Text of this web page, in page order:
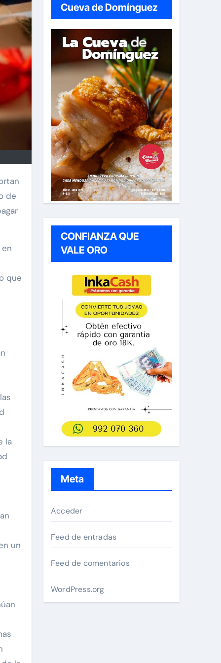
de
que
la
un
Cueva de Domínguez
CONFIANZA QUE
VALE ORO
Meta
Acceder
Feed de entradas
Feed de comentarios
WordPress.org